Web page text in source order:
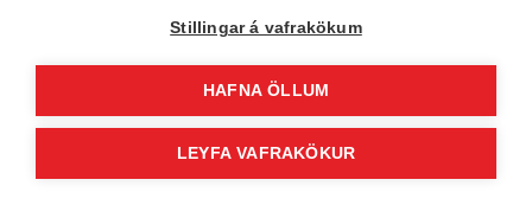
Stillingar á vafrakökum
HAFNA ÖLLUM
LEYFA VAFRAKÖKUR
© Höfundarréttur Brimborg | Persónuvernd|Skilmálar